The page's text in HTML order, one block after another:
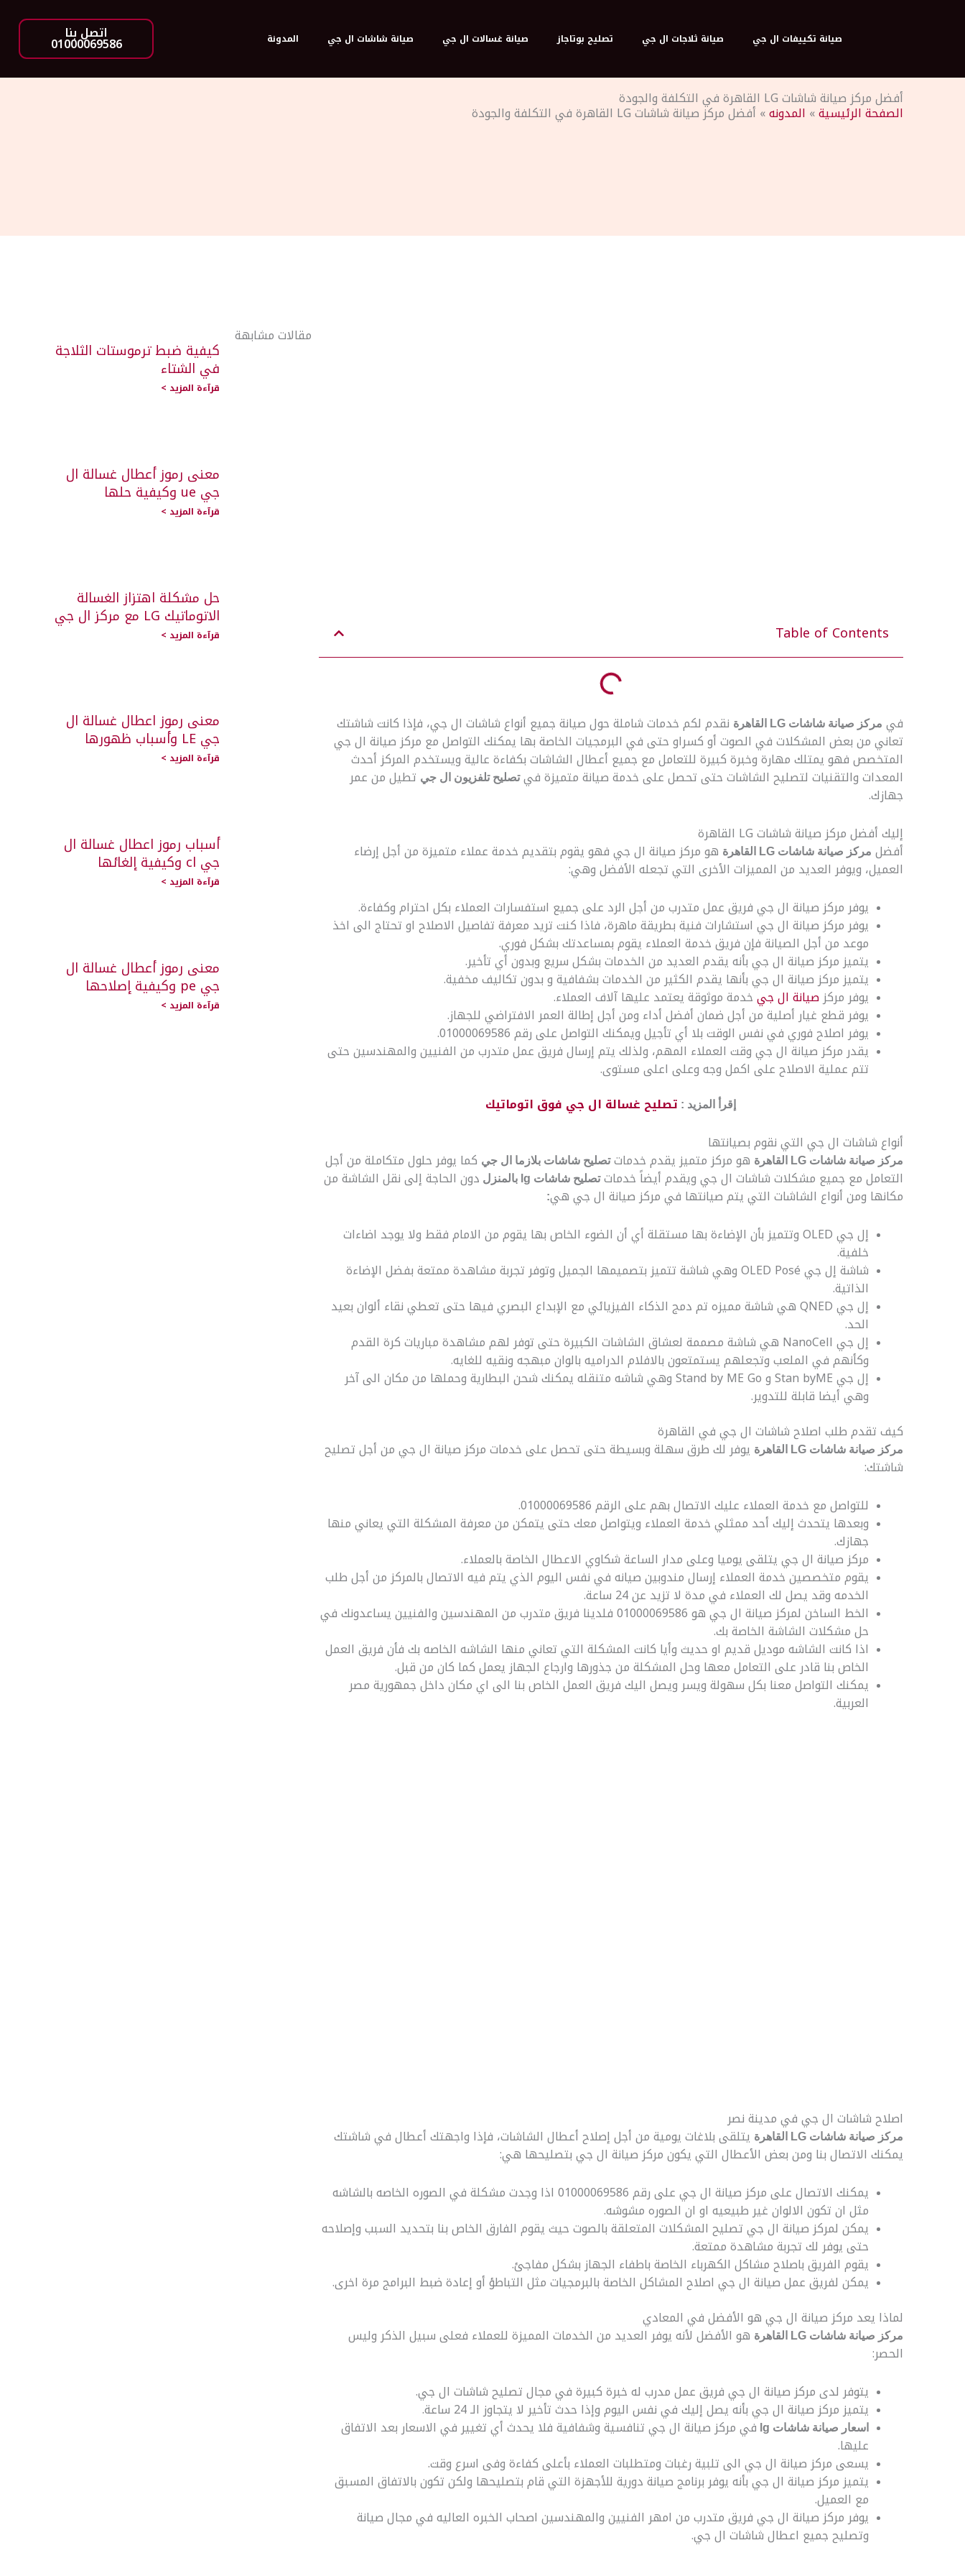
صيانة تكييفات ال جي صيانة ثلاجات ال جي تصليح بوتاجاز صيانة غسالات ال جي صيانة شاشات ال جي المدونة اتصل بنا
01000069586
أفضل مركز صيانة شاشات LG القاهرة في التكلفة والجودة
الصفحة الرئيسية» المدونه» أفضل مركز صيانة شاشات LG القاهرة في التكلفة والجودة
Table of Contents
في مركز صيانة شاشات LG القاهرة
نقدم لكم خدمات شاملة حول صيانة جميع أنواع شاشات ال جي، فإذا كانت شاشتك
تعاني من بعض المشكلات في الصوت أو كسراو حتى في البرمجيات الخاصة بها يمكنك التواصل مع مركز صيانة ال جي
المتخصص فهو يمتلك مهارة وخبرة كبيرة للتعامل مع جميع أعطال الشاشات بكفاءة عالية ويستخدم المركز أحدث
المعدات والتقنيات لتصليح الشاشات حتى تحصل على خدمة صيانة متميزة فيتصليح تلفزيون ال جي تطيل من عمر
جهازك.
إليك أفضل مركز صيانة شاشات LG القاهرة
أفضل مركز صيانة شاشات LG القاهرة
هو مركز صيانة ال جي فهو يقوم بتقديم خدمة عملاء متميزة من أجل إرضاء
العميل، ويوفر العديد من المميزات الأخرى التي تجعله الأفضل وهي:
يوفر مركز صيانة ال جي فريق عمل متدرب من أجل الرد على جميع استفسارات العملاء بكل احترام وكفاءة.
يوفر مركز صيانة ال جي استشارات فنية بطريقة ماهرة، فاذا كنت تريد معرفة تفاصيل الاصلاح او تحتاج الى اخذ
موعد من أجل الصيانة فإن فريق خدمة العملاء يقوم بمساعدتك بشكل فوري.
يتميز مركز صيانة ال جي بأنه يقدم العديد من الخدمات بشكل سريع وبدون أي تأخير.
يتميز مركز صيانة ال جي بأنها يقدم الكثير من الخدمات بشفافية و بدون تكاليف مخفية.
يوفر مركزصيانة ال جيخدمة موثوقة يعتمد عليها آلاف العملاء.
يوفر قطع غيار أصلية من أجل ضمان أفضل أداء ومن أجل إطالة العمر الافتراضي للجهاز.
يوفر اصلاح فوري في نفس الوقت بلا أي تأجيل ويمكنك التواصل على رقم 01000069586.
يقدر مركز صيانة ال جي وقت العملاء المهم، ولذلك يتم إرسال فريق عمل متدرب من الفنيين والمهندسين حتى
تتم عملية الاصلاح على اكمل وجه وعلى اعلى مستوى.
إقرأ المزيد : تصليح غسالة ال جي فوق اتوماتيك
أنواع شاشات ال جي التي نقوم بصيانتها
مركز صيانة شاشات LG القاهرة هو مركز متميز يقدم خدماتتصليح شاشات بلازما ال جي كما يوفر حلول متكاملة من أجل
التعامل مع جميع مشكلات شاشات ال جي ويقدم أيضاً خدماتتصليح شاشات lg بالمنزل
دون الحاجة إلى نقل الشاشة من
مكانها ومن أنواع الشاشات التي يتم صيانتها في مركز صيانة ال جي هي:
إل جي OLED وتتميز بأن الإضاءة بها مستقلة أي أن الضوء الخاص بها يقوم من الامام فقط ولا يوجد اضاءات
خلفية.
شاشة إل جي OLED Posé وهي شاشة تتميز بتصميمها الجميل وتوفر تجربة مشاهدة ممتعة بفضل الإضاءة
الذاتية.
إل جي QNED هي شاشة مميزه تم دمج الذكاء الفيزيائي مع الإبداع البصري فيها حتى تعطي نقاء ألوان بعيد
الحد.
إل جي NanoCell هي شاشة مصممة لعشاق الشاشات الكبيرة حتى توفر لهم مشاهدة مباريات كرة القدم
وكأنهم في الملعب وتجعلهم يستمتعون بالافلام الدراميه بالوان مبهجه ونقيه للغايه.
إل جي Stan byME و Stand by ME Go وهي شاشه متنقله يمكنك شحن البطارية وحملها من مكان الى آخر
وهي أيضا قابلة للتدوير.
كيف تقدم طلب اصلاح شاشات ال جي في القاهرة
مركز صيانة شاشات LG القاهرة
يوفر لك طرق سهلة وبسيطة حتى تحصل على خدمات مركز صيانة ال جي من أجل تصليح
شاشتك:
للتواصل مع خدمة العملاء عليك الاتصال بهم على الرقم 01000069586.
وبعدها يتحدث إليك أحد ممثلي خدمة العملاء ويتواصل معك حتى يتمكن من معرفة المشكلة التي يعاني منها
جهازك.
مركز صيانة ال جي يتلقى يوميا وعلى مدار الساعة شكاوي الاعطال الخاصة بالعملاء.
يقوم متخصصين خدمة العملاء إرسال مندوبين صيانه في نفس اليوم الذي يتم فيه الاتصال بالمركز من أجل طلب
الخدمه وقد يصل لك العملاء في مدة لا تزيد عن 24 ساعة.
الخط الساخن لمركز صيانة ال جي هو 01000069586 فلدينا فريق متدرب من المهندسين والفنيين يساعدونك في
حل مشكلات الشاشة الخاصة بك.
اذا كانت الشاشه موديل قديم او حديث وأيا كانت المشكلة التي تعاني منها الشاشه الخاصه بك فأن فريق العمل
الخاص بنا قادر على التعامل معها وحل المشكلة من جذورها وارجاع الجهاز يعمل كما كان من قبل.
يمكنك التواصل معنا بكل سهولة ويسر ويصل اليك فريق العمل الخاص بنا الى اي مكان داخل جمهورية مصر
العربية.
اصلاح شاشات ال جي في مدينة نصر
مركز صيانة شاشات LG القاهرة
يتلقى بلاغات يومية من أجل إصلاح أعطال الشاشات، فإذا واجهتك أعطال في شاشتك
يمكنك الاتصال بنا ومن بعض الأعطال التي يكون مركز صيانة ال جي بتصليحها هي:
يمكنك الاتصال على مركز صيانة ال جي على رقم 01000069586 اذا وجدت مشكلة في الصوره الخاصه بالشاشه
مثل ان تكون الالوان غير طبيعيه او ان الصوره مشوشه.
يمكن لمركز صيانة ال جي تصليح المشكلات المتعلقة بالصوت حيث يقوم الفارق الخاص بنا بتحديد السبب وإصلاحه
حتى يوفر لك تجربة مشاهدة ممتعة.
يقوم الفريق باصلاح مشاكل الكهرباء الخاصة باطفاء الجهاز بشكل مفاجئ.
يمكن لفريق عمل صيانة ال جي اصلاح المشاكل الخاصة بالبرمجيات مثل التباطؤ أو إعادة ضبط البرامج مرة اخرى.
لماذا يعد مركز صيانة ال جي هو الأفضل في المعادي
مركز صيانة شاشات LG القاهرة
هو الأفضل لأنه يوفر العديد من الخدمات المميزة للعملاء فعلى سبيل الذكر وليس
الحصر:
يتوفر لدى مركز صيانة ال جي فريق عمل مدرب له خبرة كبيرة في مجال تصليح شاشات ال جي.
يتميز مركز صيانة ال جي بأنه يصل إليك في نفس اليوم وإذا حدث تأخير لا يتجاوز الـ 24 ساعة.
اسعار صيانة شاشات lg
في مركز صيانة ال جي تنافسية وشفافية فلا يحدث أي تغيير في الاسعار بعد الاتفاق
عليها.
يسعى مركز صيانة ال جي الى تلبية رغبات ومتطلبات العملاء بأعلى كفاءة وفى اسرع وقت.
يتميز مركز صيانة ال جي بأنه يوفر برنامج صيانة دورية للأجهزة التي قام بتصليحها ولكن تكون بالاتفاق المسبق
مع العميل.
يوفر مركز صيانة ال جي فريق متدرب من امهر الفنيين والمهندسين اصحاب الخبره العاليه في مجال صيانة
وتصليح جميع اعطال شاشات ال جي.
مقالات مشابهة
كيفية ضبط ترموستات الثلاجة
في الشتاء
قرآءة المزيد >
معنى رموز أعطال غسالة ال
جي ue وكيفية حلها
قرآءة المزيد >
حل مشكلة اهتزاز الغسالة
الاتوماتيك LG مع مركز ال جي
قرآءة المزيد >
معنى رموز اعطال غسالة ال
جي LE وأسباب ظهورها
قرآءة المزيد >
أسباب رموز اعطال غسالة ال
جي cl وكيفية إلغائها
قرآءة المزيد >
معنى رموز أعطال غسالة ال
جي pe وكيفية إصلاحها
قرآءة المزيد >